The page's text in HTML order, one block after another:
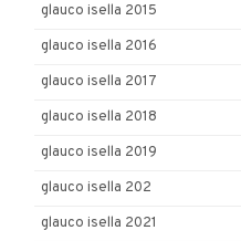
glauco isella 2015
glauco isella 2016
glauco isella 2017
glauco isella 2018
glauco isella 2019
glauco isella 202
glauco isella 2021